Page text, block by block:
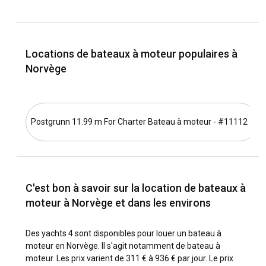
Rejoindre la Norvège est facile grâce à de nombreux vols
relient la Norvège au Danemark et à l'Allemagne. De plus, le
vaste réseau ferroviaire de la Norvège permet une
Quelles sont les destinations et itinéraires
populaires pour la location de bateaux à moteur en
Norvège ?
La Norvège offre des expériences de navigation variées
d'Oslo est une destination idéale pour des locations à
l'heure ou à la journée. Pour un voyage prolongé, naviguez à
travers le plus long fjord de Norvège, le Sognefjord, offrant
Bergen est un autre excellent point de départ pour explorer
les îles idylliques à proximité.
Locations de bateaux à moteur populaires à
Norvège
Postgrunn 11.99 m For Charter Bateau à moteur - #11112
C'est bon à savoir sur la location de bateaux à
moteur à Norvège et dans les environs
Des yachts 4 sont disponibles pour louer un bateau à
moteur en Norvège. Il s'agit notamment de bateau à
moteur. Les prix varient de 311 € à 936 € par jour. Le prix